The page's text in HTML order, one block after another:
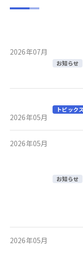
2026年07月
お知らせ
2026年05月
トピックス
2026年05月
お知らせ
2026年05月